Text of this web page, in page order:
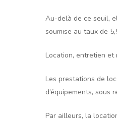
Au-delà de ce seuil,
soumise au taux de
Location, entretien et
Les prestations de
d’équipements,
Par ailleurs, la